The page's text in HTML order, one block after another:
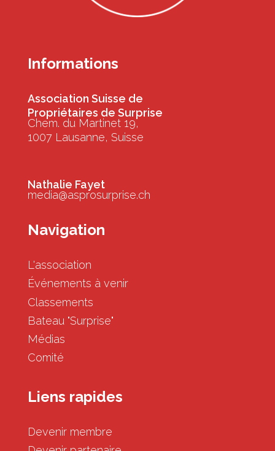
Informations
Association Suisse de
Propriétaires de Surprise
Chem. du Martinet 19,
1007 Lausanne, Suisse
Nathalie Fayet
media@asprosurprise.ch
Navigation
L'association
Événements à venir
Classements
Bateau "Surprise"
Médias
Comité
Liens rapides
Devenir membre